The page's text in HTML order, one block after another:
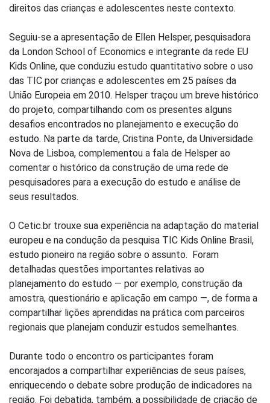
direitos das crianças e adolescentes neste contexto.
Seguiu-se a apresentação de Ellen Helsper, pesquisadora
da London School of Economics e integrante da rede EU
Kids Online, que conduziu estudo quantitativo sobre o uso
das TIC por crianças e adolescentes em 25 países da
União Europeia em 2010. Helsper traçou um breve histórico
do projeto, compartilhando com os presentes alguns
desafios encontrados no planejamento e execução do
estudo. Na parte da tarde, Cristina Ponte, da Universidade
Nova de Lisboa, complementou a fala de Helsper ao
comentar o histórico da construção de uma rede de
pesquisadores para a execução do estudo e análise de
seus resultados.
O Cetic.br trouxe sua experiência na adaptação do material
europeu e na condução da pesquisa TIC Kids Online Brasil,
estudo pioneiro na região sobre o assunto. Foram
detalhadas questões importantes relativas ao
planejamento do estudo — por exemplo, construção da
amostra, questionário e aplicação em campo —, de forma a
compartilhar lições aprendidas na prática com parceiros
regionais que planejam conduzir estudos semelhantes.
Durante todo o encontro os participantes foram
encorajados a compartilhar experiências de seus países,
enriquecendo o debate sobre produção de indicadores na
região. Foi debatida, também, a possibilidade de criação de